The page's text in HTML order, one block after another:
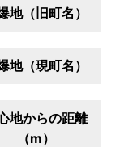
地（旧町名）
地（現町名）
地からの距離
（m）